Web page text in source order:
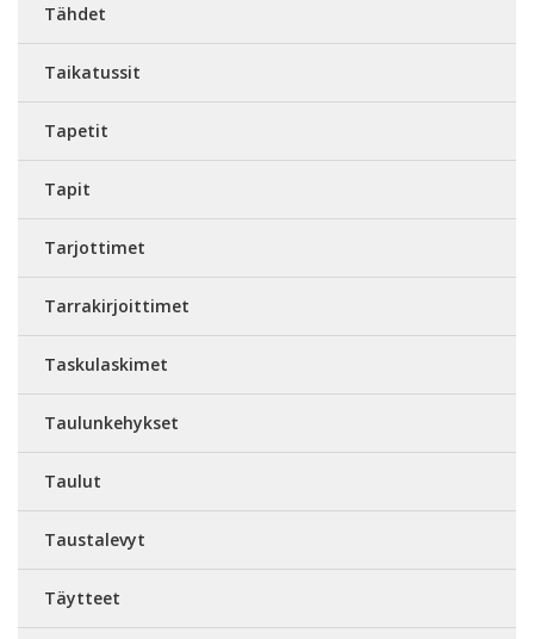
Tähdet
Taikatussit
Tapetit
Tapit
Tarjottimet
Tarrakirjoittimet
Taskulaskimet
Taulunkehykset
Taulut
Taustalevyt
Täytteet